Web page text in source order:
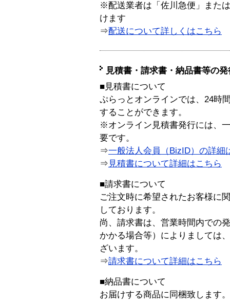
※配送業者は「佐川急便」また
けます
⇒配送について詳しくはこちら
見積書・請求書・納品書等の
■見積書について
ぷらっとオンラインでは、24時
することができます。
※オンライン見積書発行には、
要です。
⇒一般法人会員（BizID）の詳細
⇒ 見積書について詳細はこちら
■請求書について
ご注文時に希望されたお客様に
しております。
尚、請求書は、営業時間内での
かかる場合等）によりましては
ざいます。
⇒請求書について詳細はこちら
■納品書について
お届けする商品に同梱致します。